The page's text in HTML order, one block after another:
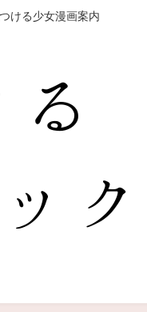
ける少女漫画案内